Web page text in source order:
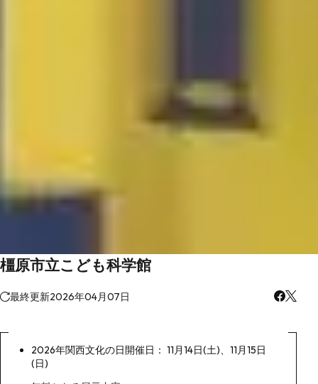
橿原市立こども科学館
最終更新2026年04月07日
2026年関西文化の日開催日： 11月14日(土)、11月15日
(日)